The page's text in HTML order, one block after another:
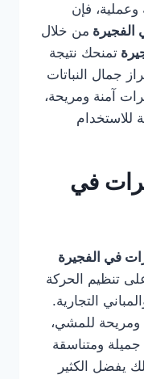
وعملية، فإن
الفجيرة من خلال
تمنحك نتيجة
جمال النباتات
آمنة ومريحة،
للاستخدام
في
في الفجيرة
تنظيم الحركة
التجارية.
ومريحة للمشي،
ومتناسقة
يفضل الكثير